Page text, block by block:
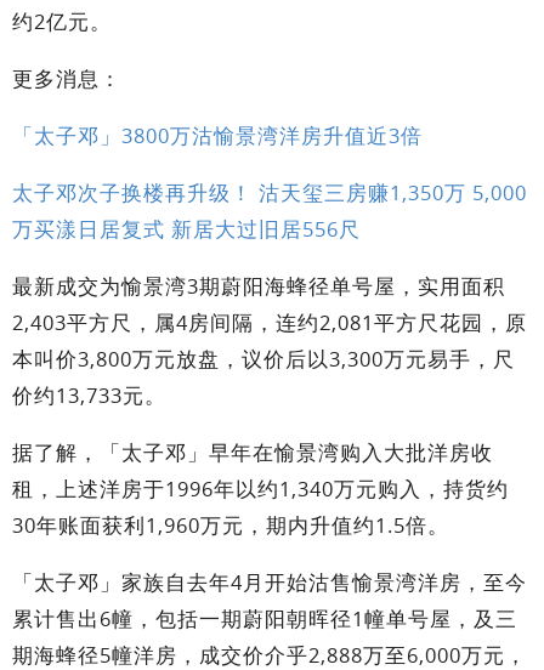
约2亿元。
更多消息：
「太子邓」3800万沽愉景湾洋房升值近3倍
太子邓次子换楼再升级！ 沽天玺三房赚1,350万 5,000
万买漾日居复式 新居大过旧居556尺
最新成交为愉景湾3期蔚阳海蜂径单号屋，实用面积
2,403平方尺，属4房间隔，连约2,081平方尺花园，原
本叫价3,800万元放盘，议价后以3,300万元易手，尺
价约13,733元。
据了解，「太子邓」早年在愉景湾购入大批洋房收
租，上述洋房于1996年以约1,340万元购入，持货约
30年账面获利1,960万元，期内升值约1.5倍。
「太子邓」家族自去年4月开始沽售愉景湾洋房，至今
累计售出6幢，包括一期蔚阳朝晖径1幢单号屋，及三
期海蜂径5幢洋房，成交价介乎2,888万至6,000万元，